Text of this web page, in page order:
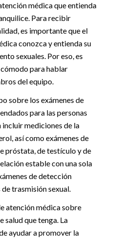
médica que entienda
Para recibir
es importante que el
conozca y entienda su
sexuales. Por eso, es
para hablar
del equipo.
sobre los exámenes de
para las personas
incluir mediciones de la
así como exámenes de
próstata, de testículo y de
estable con una sola
de detección
trasmisión sexual.
atención médica sobre
que tenga. La
ayudar a promover la